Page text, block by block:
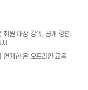
회원 대상 강의, 공개 강연,
연계한 온·오프라인 교육